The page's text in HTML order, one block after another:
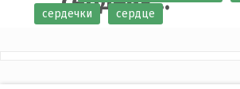
сердечки
сердце